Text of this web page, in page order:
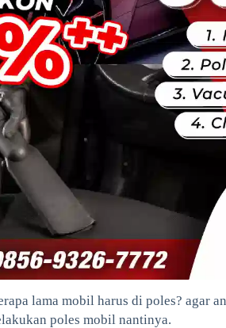
lama mobil harus di poles? agar
poles mobil nantinya.